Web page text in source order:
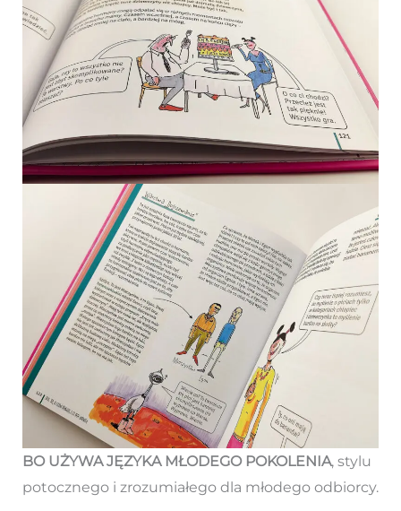
BO UŻYWA JĘZYKA MŁODEGO POKOLENIA, stylu
potocznego i zrozumiałego dla młodego odbiorcy.